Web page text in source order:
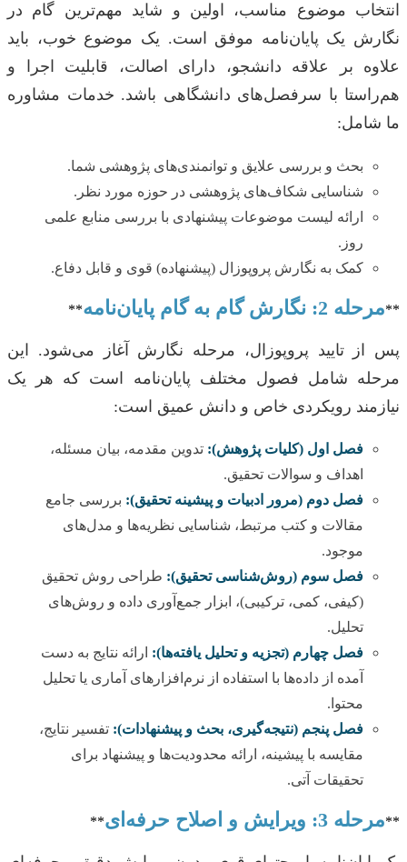
انتخاب موضوع مناسب، اولین و شاید مهم‌ترین گام در
نگارش یک پایان‌نامه موفق است. یک موضوع خوب، باید
علاوه بر علاقه دانشجو، دارای اصالت، قابلیت اجرا و
هم‌راستا با سرفصل‌های دانشگاهی باشد. خدمات مشاوره
ما شامل:
بحث و بررسی علایق و توانمندی‌های پژوهشی شما.
شناسایی شکاف‌های پژوهشی در حوزه مورد نظر.
ارائه لیست موضوعات پیشنهادی با بررسی منابع علمی
روز.
کمک به نگارش پروپوزال (پیشنهاده) قوی و قابل دفاع.
**مرحله 2: نگارش گام به گام پایان‌نامه **
پس از تایید پروپوزال، مرحله نگارش آغاز می‌شود. این
مرحله شامل فصول مختلف پایان‌نامه است که هر یک
نیازمند رویکردی خاص و دانش عمیق است:
فصل اول (کلیات پژوهش): تدوین مقدمه، بیان مسئله،
اهداف و سوالات تحقیق.
فصل دوم (مرور ادبیات و پیشینه تحقیق): بررسی جامع
مقالات و کتب مرتبط، شناسایی نظریه‌ها و مدل‌های
موجود.
فصل سوم (روش‌شناسی تحقیق): طراحی روش تحقیق
(کیفی، کمی، ترکیبی)، ابزار جمع‌آوری داده و روش‌های
تحلیل.
فصل چهارم (تجزیه و تحلیل یافته‌ها): ارائه نتایج به دست
آمده از داده‌ها با استفاده از نرم‌افزارهای آماری یا تحلیل
محتوا.
فصل پنجم (نتیجه‌گیری، بحث و پیشنهادات): تفسیر نتایج،
مقایسه با پیشینه، ارائه محدودیت‌ها و پیشنهاد برای
تحقیقات آتی.
**مرحله 3: ویرایش و اصلاح حرفه‌ای **